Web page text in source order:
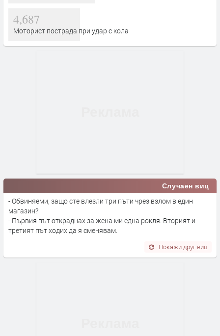
4,687
Моторист пострада при удар с кола
Случаен виц
- Обвиняеми, защо сте влезли три пъти чрез взлом в един
магазин?
- Първия път откраднах за жена ми една рокля. Вторият и
третият път ходих да я сменявам.
Покажи друг виц